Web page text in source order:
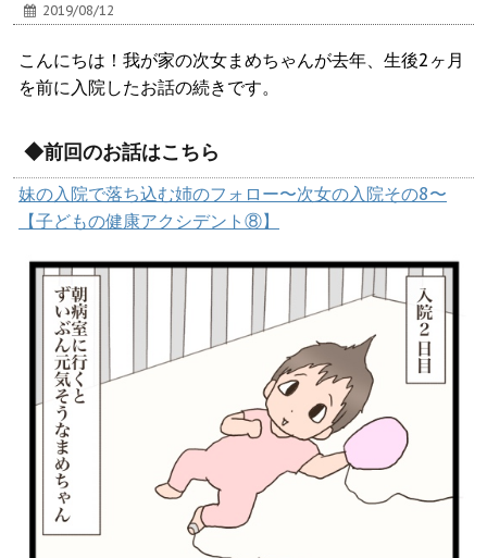
2019/08/12
こんにちは！我が家の次女まめちゃんが去年、生後2ヶ月
を前に入院したお話の続きです。
◆前回のお話はこちら
妹の入院で落ち込む姉のフォロー〜次女の入院その8〜
【子どもの健康アクシデント⑧】